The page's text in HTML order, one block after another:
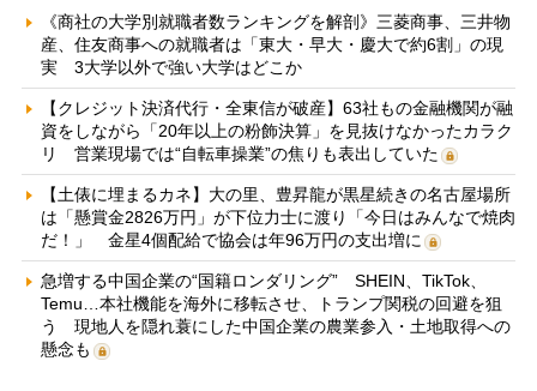
《商社の大学別就職者数ランキングを解剖》三菱商事、三井物
産、住友商事への就職者は「東大・早大・慶大で約6割」の現
実 3大学以外で強い大学はどこか
【クレジット決済代行・全東信が破産】63社もの金融機関が融
資をしながら「20年以上の粉飾決算」を見抜けなかったカラク
リ 営業現場では“自転車操業”の焦りも表出していた
【土俵に埋まるカネ】大の里、豊昇龍が黒星続きの名古屋場所
は「懸賞金2826万円」が下位力士に渡り「今日はみんなで焼肉
だ！」 金星4個配給で協会は年96万円の支出増に
急増する中国企業の“国籍ロンダリング” SHEIN、TikTok、
Temu…本社機能を海外に移転させ、トランプ関税の回避を狙
う 現地人を隠れ蓑にした中国企業の農業参入・土地取得への
懸念も